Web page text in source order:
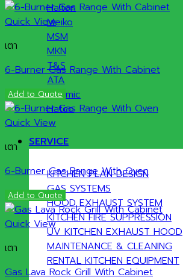
Halton
Meiko
MSM
MKN
T&S
ATA
Sammic
Hatco
SERVICE
KITCHEN PLAN DESIGN
GAS SYSTEMS
HOOD EXHAUST SYSTEM
KITCHEN FIRE SUPPRESSION
UV KITCHEN EXHAUST HOOD
MAINTENANCE & CLEANING
RENTAL KITCHEN EQUIPMENT
Quick View
เตา
6-Burner Gas Range With Cabinet
Add to Quote
Quick View
เตา
6-Burner Gas Range With Oven
Add to Quote
Quick View
เตา
Gas Lava Rock Grill With Cabinet